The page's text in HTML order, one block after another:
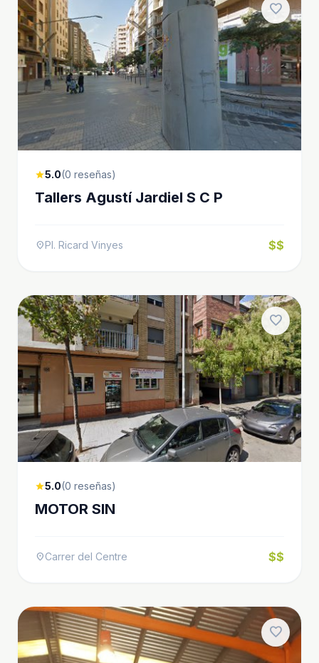
favorite
star5.0(0 reseñas)
Tallers Agustí Jardiel S C P
location_onPl. Ricard Vinyes $$
favorite
star5.0(0 reseñas)
MOTOR SIN
location_onCarrer del Centre $$
favorite